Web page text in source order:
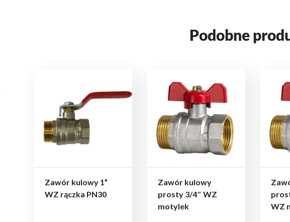
Podobne
Zawór kulowy 1”
WZ rączka PN30
Zawór kulowy
prosty 3/4″ WZ
motylek
WZ